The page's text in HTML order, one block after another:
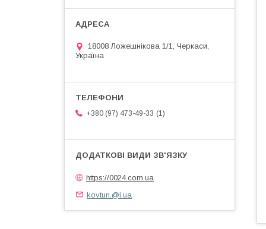
18008 Ложешнікова 1/1, Черкаси,
Україна
+380 (97) 473-49-33 1
https://0024.com.ua
kovtun.@i.ua